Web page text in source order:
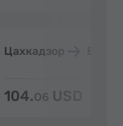
Цахкадзор
104.06 USD